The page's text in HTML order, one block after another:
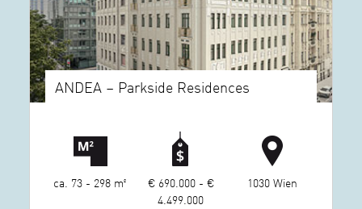
ANDEA – Parkside Residences
ca. 73 - 298 m²
€ 690.000 - €
4.499.000
1030 Wien